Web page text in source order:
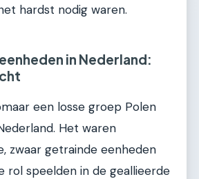
hardst nodig waren.
in Nederland:
een losse groep Polen
Het waren
zwaar getrainde eenheden
rol speelden in de geallieerde